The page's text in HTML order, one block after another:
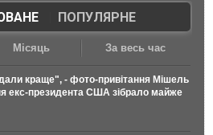
| ПОПУЛЯРНЕ
Місяць За весь час
краще", - фото-привітання Мішель
екс-президента США зібрало майже